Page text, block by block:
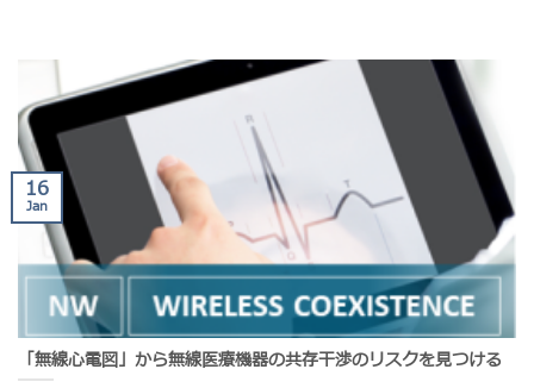
「無線心電図」から無線医療機器の共存干渉のリスクを見つける
16
Jan